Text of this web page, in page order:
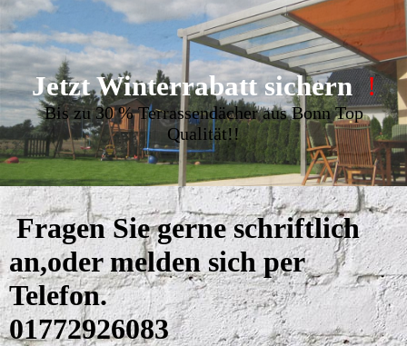
Jetzt Winterrabatt sichern !
Bis zu 30 % Terrassendächer aus Bonn Top
Qualität!!
Fragen Sie gerne schriftlich
an,oder melden sich per
Telefon.
01772926083